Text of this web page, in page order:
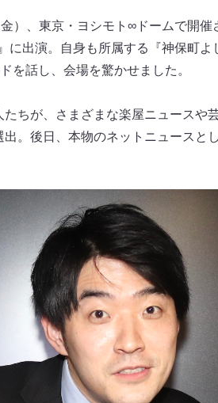
）、東京・ヨシモト∞ドームで開催
出演。自身も所属する『神保町よ
を話し、会場を驚かせました。
ちが、さまざまな楽屋ニュースや
。後日、本物のネットニュースと